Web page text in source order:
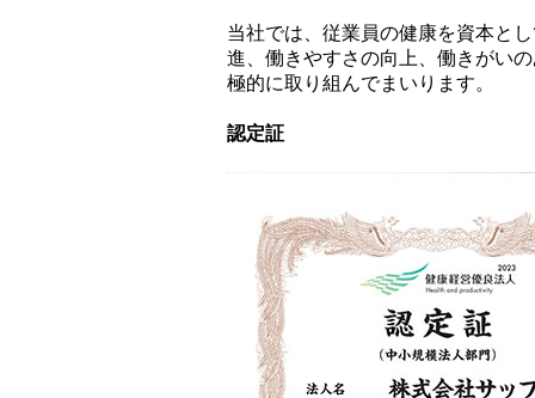
当社では、従業員の健康を資本と
進、働きやすさの向上、働きがい
極的に取り組んでまいります。
認定証